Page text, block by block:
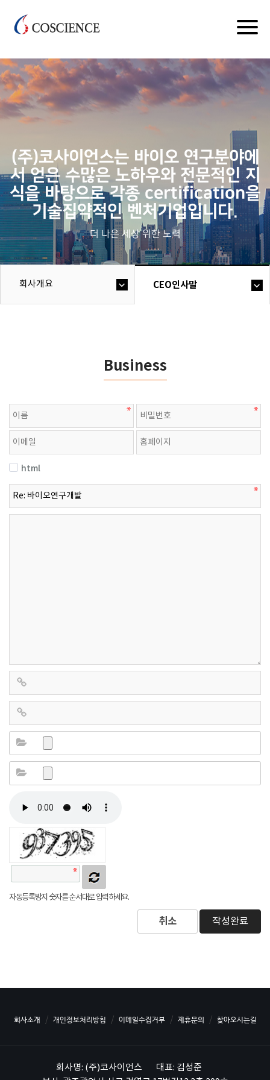
(주)코사이언스는 바이오 연구분야에
서 얻은 수많은 노하우와 전문적인 지
식을 바탕으로 각종 certification을
기술집약적인 벤처기업입니다.
더 나은 세상 위한 노력
회사개요 CEO인사말
Business
html
자동등록방지 숫자를 순서대로 입력하세요.
취소 작성완료
회사소개 개인정보처리방침 이메일수집거부 제휴문의 찾아오시는길
회사명: (주)코사이언스
대표: 김성준